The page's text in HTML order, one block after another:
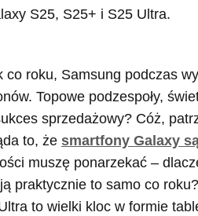
co roku, Samsung podczas
Topowe podzespoły,
sprzedażowy? Cóż,
to, że smartfony Galaxy
muszę ponarzekać –
praktycznie to samo co
to wielki kloc w formie